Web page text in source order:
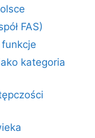
FAS)
kategoria